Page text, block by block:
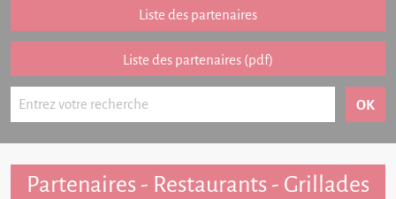
FAQ
Livre d'or
Liste des partenaires
Liste des partenaires (pdf)
Partenaires - Restaurants - Grillades